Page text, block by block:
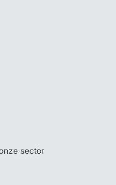
sector